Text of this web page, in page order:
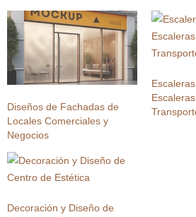
Diseños de Fachadas de
Locales Comerciales y
Negocios
Decoración y Diseño de